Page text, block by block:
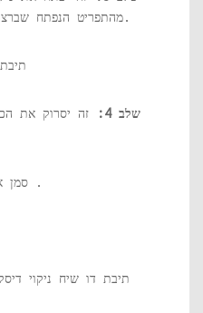
מהתפריט הנפתחלהמשיך.
שלב 4: זה יסרוק את
סמן .